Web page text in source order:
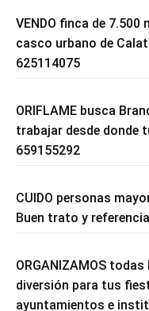
VENDO finca de
casco urbano de
625114075
ORIFLAME busca
trabajar desde donde
659155292
CUIDO personas
Buen trato y
ORGANIZAMOS
diversión para tus
ayuntamientos e